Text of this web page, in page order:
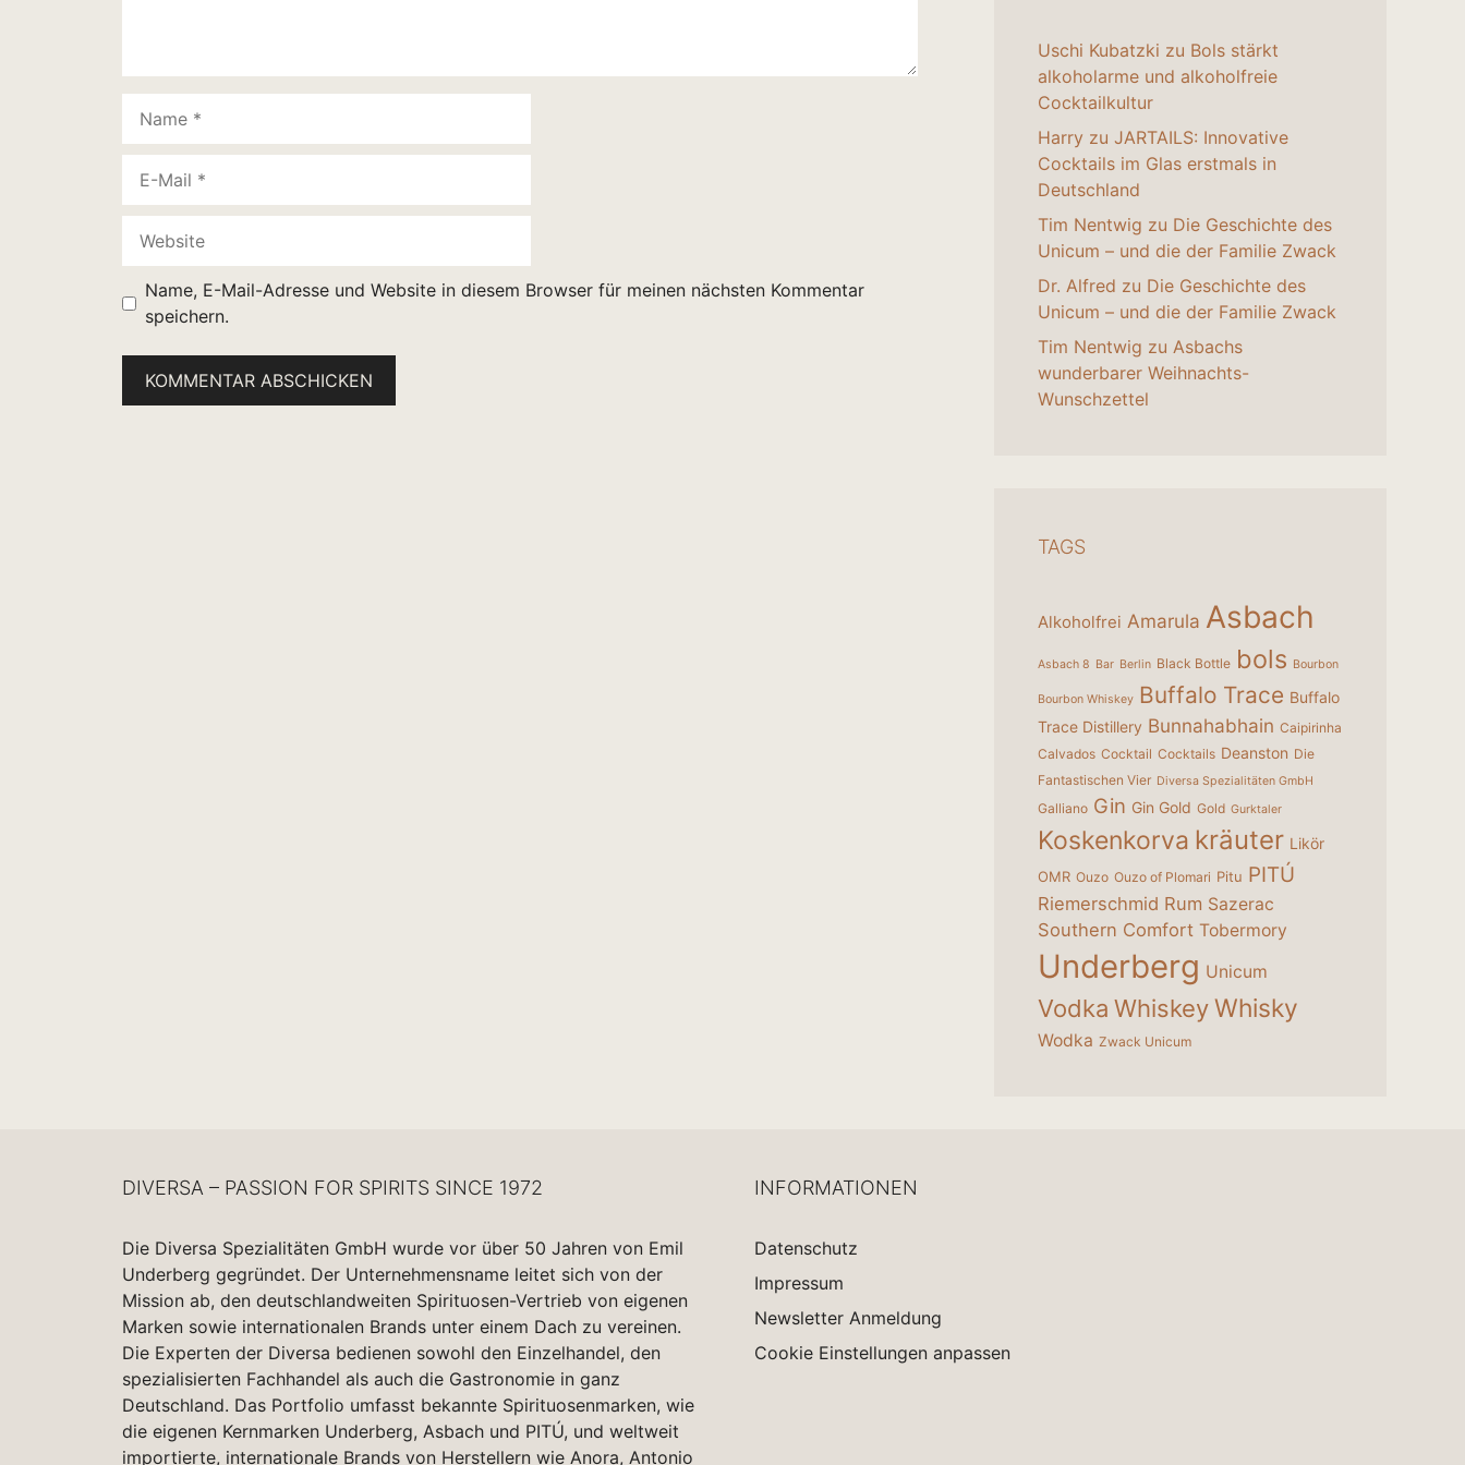
Mail
Name, E-Mail-Adresse und Website in diesem Browser für meinen nächsten Kommentar
speichern.
Uschi Kubatzki zu Bols stärkt
alkoholarme und alkoholfreie
Cocktailkultur
Harry zu JARTAILS: Innovative
Cocktails im Glas erstmals in
Deutschland
Tim Nentwig zu Die Geschichte des
Unicum – und die der Familie Zwack
Dr. Alfred zu Die Geschichte des
Unicum – und die der Familie Zwack
Tim Nentwig zu Asbachs
wunderbarer Weihnachts-
Wunschzettel
TAGS
Alkoholfrei Amarula Asbach
Asbach 8 Bar Berlin Black Bottle bols Bourbon
Bourbon Whiskey Buffalo Trace Buffalo
Trace Distillery Bunnahabhain Caipirinha
Calvados Cocktail Cocktails Deanston Die
Fantastischen Vier Diversa Spezialitäten GmbH
Galliano Gin Gin Gold Gold Gurktaler
Koskenkorva kräuter Likör
OMR Ouzo Ouzo of Plomari Pitu PITÚ
Riemerschmid Rum Sazerac
Southern Comfort Tobermory
Underberg Unicum
Vodka WhiskeyWhisky
Wodka Zwack Unicum
DIVERSA – PASSION FOR SPIRITS SINCE 1972
Die Diversa Spezialitäten GmbH wurde vor über 50 Jahren von Emil
Underberg gegründet. Der Unternehmensname leitet sich von der
Mission ab, den deutschlandweiten Spirituosen-Vertrieb von eigenen
Marken sowie internationalen Brands unter einem Dach zu vereinen.
Die Experten der Diversa bedienen sowohl den Einzelhandel, den
spezialisierten Fachhandel als auch die Gastronomie in ganz
Deutschland. Das Portfolio umfasst bekannte Spirituosenmarken, wie
die eigenen Kernmarken Underberg, Asbach und PITÚ, und weltweit
importierte, internationale Brands von Herstellern wie Anora, Antonio
INFORMATIONEN
Datenschutz
Impressum
Newsletter Anmeldung
Cookie Einstellungen anpassen